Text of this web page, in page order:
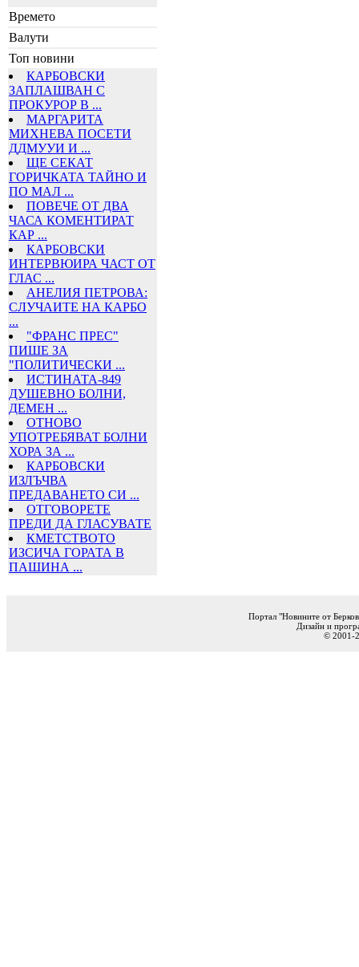
Времето
Валути
Топ новини
КАРБОВСКИ
ЗАПЛАШВАН С
ПРОКУРОР В ...
МАРГАРИТА
МИХНЕВА ПОСЕТИ
ДДМУУИ И ...
ЩЕ СЕКАТ
ГОРИЧКАТА ТАЙНО И
ПО МАЛ ...
ПОВЕЧЕ ОТ ДВА
ЧАСА КОМЕНТИРАТ
КАР ...
КАРБОВСКИ
ИНТЕРВЮИРА ЧАСТ ОТ
ГЛАС ...
АНЕЛИЯ ПЕТРОВА:
СЛУЧАИТЕ НА КАРБО
...
"ФРАНС ПРЕС"
ПИШЕ ЗА
"ПОЛИТИЧЕСКИ ...
ИСТИНАТА-849
ДУШЕВНО БОЛНИ,
ДЕМЕН ...
ОТНОВО
УПОТРЕБЯВАТ БОЛНИ
ХОРА ЗА ...
КАРБОВСКИ
ИЗЛЪЧВА
ПРЕДАВАНЕТО СИ ...
ОТГОВОРЕТЕ
ПРЕДИ ДА ГЛАСУВАТЕ
КМЕТСТВОТО
ИЗСИЧА ГОРАТА В
ПАШИНА ...
Портал "Новините от
Дизайн и
© 2001-